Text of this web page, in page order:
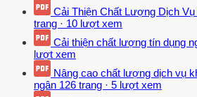
Cải Thiện Chất Lượng Dịch
trang · 10 lượt xem
Cải thiện chất lượng tín dụng
lượt xem
Nâng cao chất lượng dịch vụ
ngân 126 trang · 5 lượt xem